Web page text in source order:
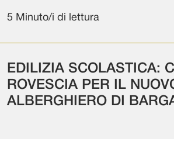
5 Minuto/i di lettura
EDILIZIA SCOLASTICA:
ROVESCIA PER IL
ALBERGHIERO DI